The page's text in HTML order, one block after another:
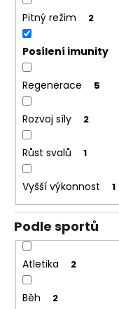
Pitný režim 2
Posílení imunity
Regenerace 5
Rozvoj síly 2
Růst svalů 1
Vyšší výkonnost 1
Podle sportů
Atletika 2
Běh 2